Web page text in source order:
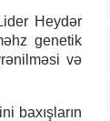
Heydər
genetik
və
baxışların